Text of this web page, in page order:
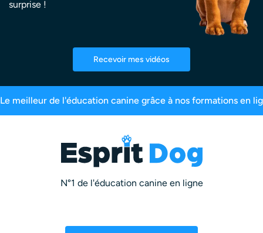
surprise !
Recevoir mes vidéos
99,6% de satisfaction 2,5 millions d’abonnés
N°1 de l'éducation canine en ligne